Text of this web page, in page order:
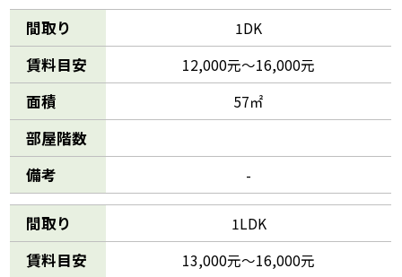
間取り 1DK
賃料目安 12,000元～16,000元
面積 57㎡
部屋階数
備考
-
間取り 1LDK
賃料目安 13,000元～16,000元